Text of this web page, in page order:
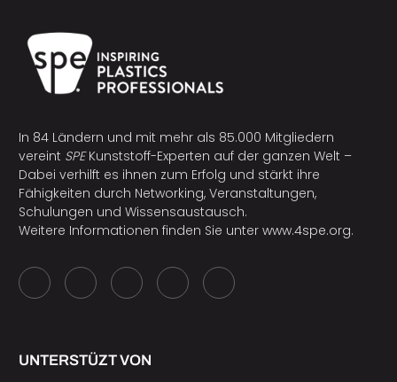
In 84 Ländern und mit mehr als 85.000 Mitgliedern
vereint SPEKunststoff-Experten auf der ganzen Welt –
Dabei verhilft es ihnen zum Erfolg und stärkt ihre
Fähigkeiten durch Networking, Veranstaltungen,
Schulungen und Wissensaustausch.
Weitere Informationen finden Sie unter www.4spe.org.
UNTERSTÜZT VON